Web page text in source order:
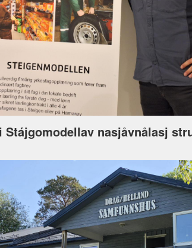
Stájgomodellav nasjåvnålasj